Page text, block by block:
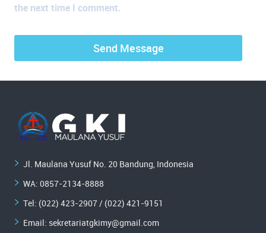
the next time I comment.
Jl. Maulana Yusuf No. 20 Bandung, Indonesia
WA: 0857-2134-8888
Tel: (022) 423-2907 / (022) 421-9151
Email: sekretariatgkimy@gmail.com